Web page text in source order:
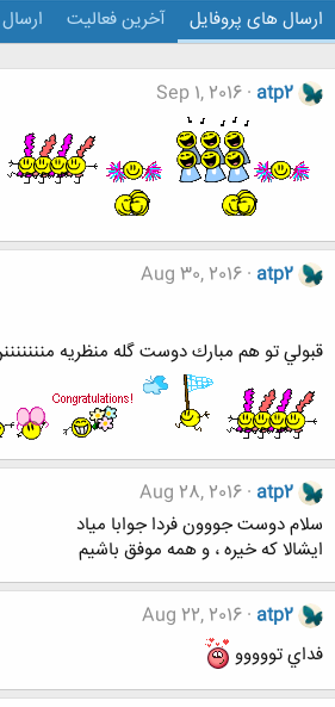
ارسال های پروفایل آخرین فعالیت
atp2
Sep 1, 2016
atp2
Aug 30, 2016
قبولي تو هم مبارك دوست گله منظريه
atp2
Aug 28, 2016
سلام دوست جووون فردا جوابا مياد
ايشالا كه خيره ، و همه موفق باشيم
atp2
Aug 22, 2016
فداي تووووو